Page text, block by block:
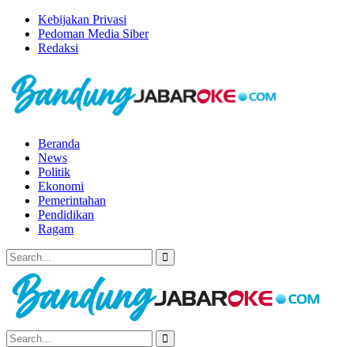
Kebijakan Privasi
Pedoman Media Siber
Redaksi
Beranda
News
Politik
Ekonomi
Pemerintahan
Pendidikan
Ragam